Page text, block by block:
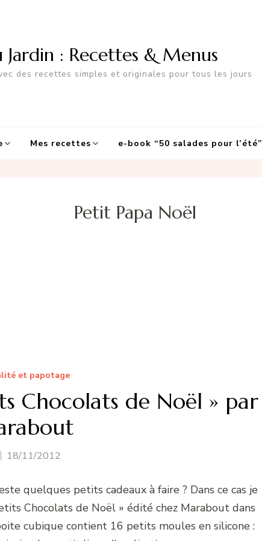
Jardin : Recettes & Menus
des recettes simples et originales pour tous les jours
Mes recettes e-book “50 salades pour l’été”
Petit Papa Noël
et papotage
Chocolats de Noël » par
18/11/2012
quelques petits cadeaux à faire ? Dans ce cas je
Chocolats de Noël » édité chez Marabout dans
cubique contient 16 petits moules en silicone :